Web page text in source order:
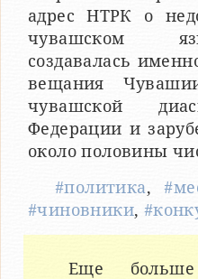
адрес НТРК о
чувашском
создавалась
вещания
чувашской
Федерации и
около половины
#политика,
#чиновники,
Еще